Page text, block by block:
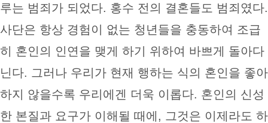
루는 범죄가 되었다. 홍수 전의 결혼들도 범죄였다.
사단은 항상 경험이 없는 청년들을 충동하여 조급
히 혼인의 인연을 맺게 하기 위하여 바쁘게 돌아다
닌다. 그러나 우리가 현재 행하는 식의 혼인을 좋아
하지 않을수록 우리에겐 더욱 이롭다. 혼인의 신성
한 본질과 요구가 이해될 때에, 그것은 이제라도 하